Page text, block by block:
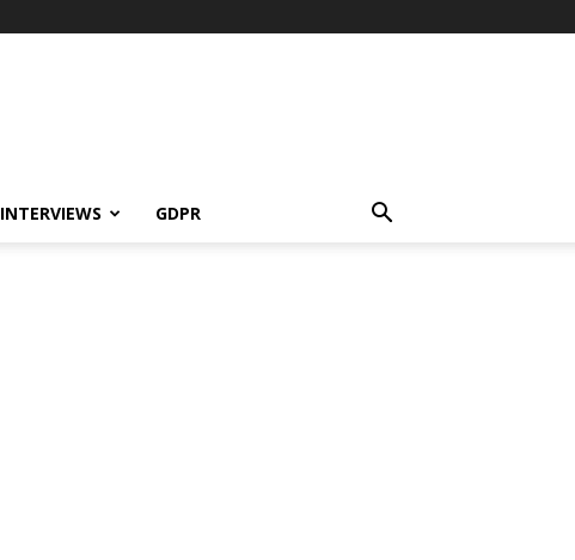
INTERVIEWS GDPR